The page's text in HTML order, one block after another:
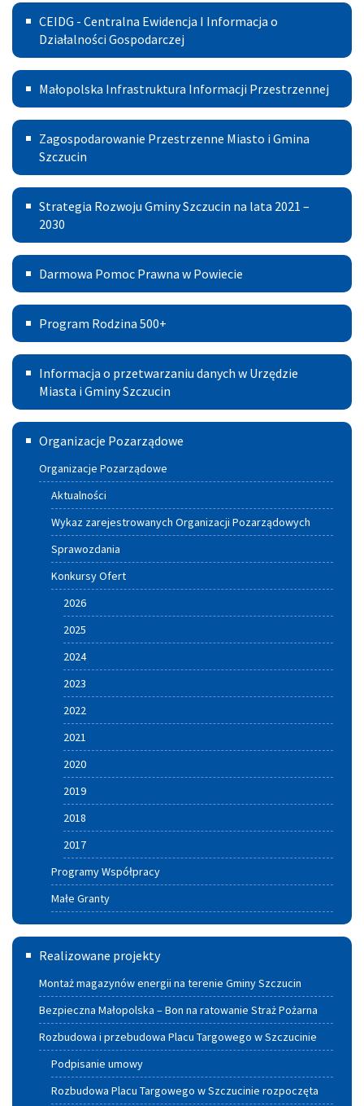
Rewitalizacji
Centralna
Ewidencja
I
Informacja
o
Działalności
Gospodarczej
CEIDG - Centralna Ewidencja I Informacja o
Działalności Gospodarczej
Małopolska
Infrastruktura
Informacji
Przestrzennej
Małopolska Infrastruktura Informacji Przestrzennej
Zagospodarowanie
Przestrzenne
Miasto
Zagospodarowanie Przestrzenne Miasto i Gmina
Szczucin
Strategia
Rozwoju
Gminy
Szczucin
na
lata
2021
–
2030
Strategia Rozwoju Gminy Szczucin na lata 2021 –
2030
Darmowa
Pomoc
Prawna
w
Powiecie
Darmowa Pomoc Prawna w Powiecie
Program
Rodzina
500+
Program Rodzina 500+
Informacja
przetwarzaniu
danych
Urzędzie
Miasta
Gminy
Szczucin
Informacja o przetwarzaniu danych w Urzędzie
Miasta i Gminy Szczucin
Szczuciński
Portal
Aktywnych
Organizacje Pozarządowe
Organizacje Pozarządowe
Aktualności
Wykaz zarejestrowanych Organizacji Pozarządowych
Sprawozdania
Konkursy Ofert
2026
2025
2024
2023
2022
2021
2020
2019
2018
2017
Programy Współpracy
Małe Granty
Termomodernizacja
Realizowane projekty
Montaż magazynów energii na terenie Gminy Szczucin
Bezpieczna Małopolska – Bon na ratowanie Straż Pożarna
Rozbudowa i przebudowa Placu Targowego w Szczucinie
Podpisanie umowy
Rozbudowa Placu Targowego w Szczucinie rozpoczęta